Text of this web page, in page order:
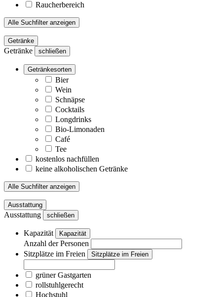
Raucherbereich
Alle Suchfilter anzeigen
Getränke
Getränke schließen
Getränkesorten
Bier
Wein
Schnäpse
Cocktails
Longdrinks
Bio-Limonaden
Café
Tee
kostenlos nachfüllen
keine alkoholischen Getränke
Alle Suchfilter anzeigen
Ausstattung
Ausstattung schließen
Kapazität Kapazität
Anzahl der Personen
Sitzplätze im Freien
Sitzplätze im Freien
grüner Gastgarten
rollstuhlgerecht
Hochstuhl